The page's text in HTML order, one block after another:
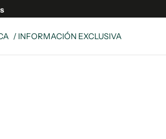
/ INFORMACIÓN EXCLUSIVA